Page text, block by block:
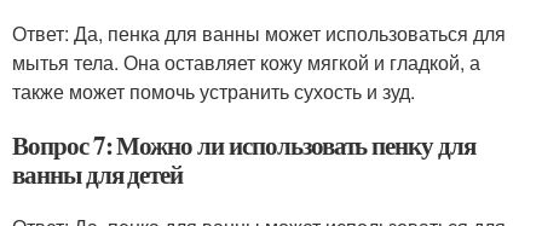
Ответ: Да, пенка для ванны может использоваться для
мытья тела. Она оставляет кожу мягкой и гладкой, а
также может помочь устранить сухость и зуд.
Вопрос 7: Можно ли использовать пенку для
ванны для детей